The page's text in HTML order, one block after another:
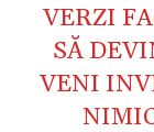
VERZI
SĂ
VENI